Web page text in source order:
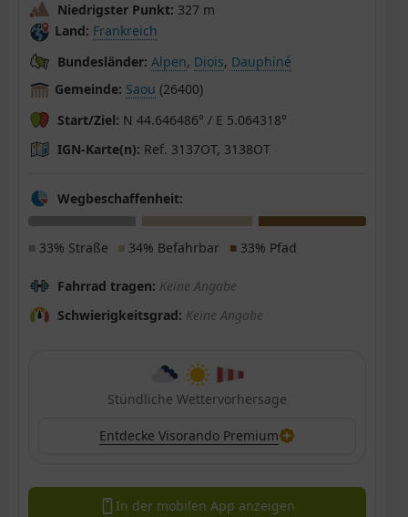
Niedrigster Punkt: 327 m
Land: Frankreich
Bundesländer: Alpen, Diois, Dauphiné
Gemeinde: Saou (26400)
Start/Ziel: N 44.646486° / E 5.064318°
IGN-Karte(n): Ref. 3137OT, 3138OT
Wegbeschaffenheit:
33% Straße ■ 34% Befahrbar ■33% Pfad
Fahrrad tragen: Keine Angabe
Schwierigkeitsgrad: Keine Angabe
Stündliche Wettervorhersage
Entdecke Visorando Premium
In der mobilen App anzeigen